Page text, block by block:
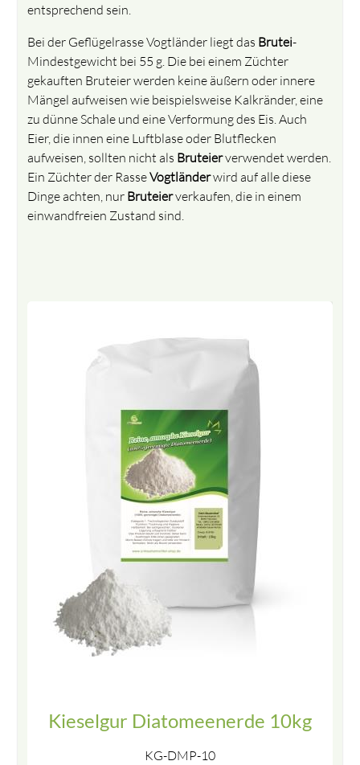
entsprechend sein.
Bei der Geflügelrasse Vogtländer liegt das Brutei-
Mindestgewicht bei 55 g. Die bei einem Züchter
gekauften Bruteier werden keine äußern oder innere
Mängel aufweisen wie beispielsweise Kalkränder, eine
zu dünne Schale und eine Verformung des Eis. Auch
Eier, die innen eine Luftblase oder Blutflecken
aufweisen, sollten nicht als Bruteierverwendet werden.
Ein Züchter der RasseVogtländerwird auf alle diese
Dinge achten, nur Bruteierverkaufen, die in einem
einwandfreien Zustand sind.
Kieselgur Diatomeenerde 10kg
KG-DMP-10